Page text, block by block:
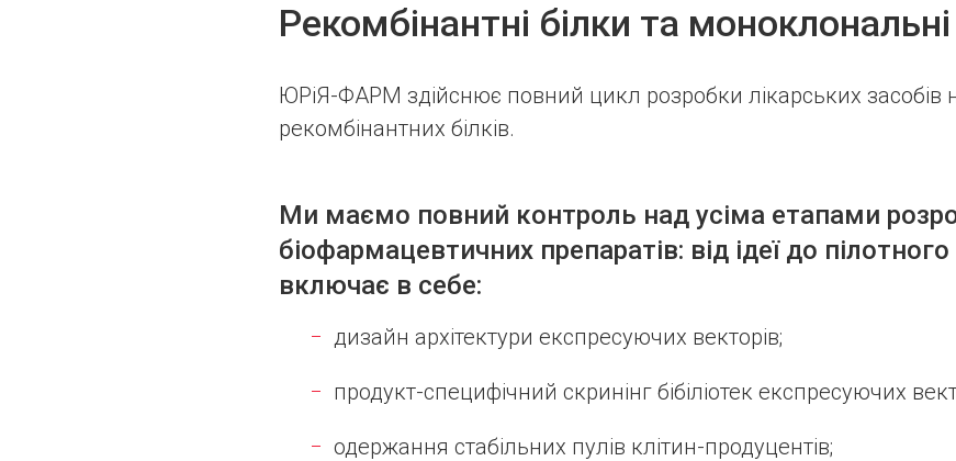
Рекомбінантні білки та
ЮРіЯ-ФАРМ здійснює повний цикл розробки лікарських засобів
рекомбінантних білків.
Ми маємо повний контроль над усіма етапами
біофармацевтичних препаратів: від ідеї до
включає в себе:
дизайн архітектури експресуючих векторів;
продукт-специфічний скринінг бібіліотек експресуючих
одержання стабільних пулів клітин-продуцентів;